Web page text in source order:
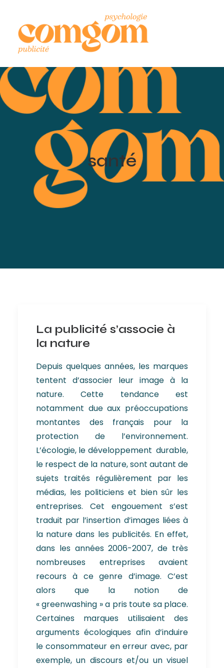
santé
La publicité s’associe à
la nature
Depuis quelques années, les marques
tentent d’associer leur image à la
nature. Cette tendance est
notamment due aux préoccupations
montantes des français pour la
protection de l’environnement.
L’écologie, le développement durable,
le respect de la nature, sont autant de
sujets traités régulièrement par les
médias, les politiciens et bien sûr les
entreprises. Cet engouement s’est
traduit par l’insertion d’images liées à
la nature dans les publicités. En effet,
dans les années 2006-2007, de très
nombreuses entreprises avaient
recours à ce genre d’image. C’est
alors que la notion de
« greenwashing » a pris toute sa place.
Certaines marques utilisaient des
arguments écologiques afin d’induire
le consommateur en erreur avec, par
exemple, un discours et/ou un visuel